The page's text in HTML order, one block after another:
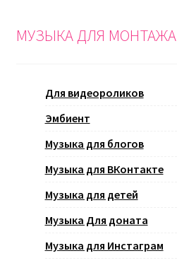
МУЗЫКА ДЛЯ МОНТАЖА
Для видеороликов
Эмбиент
Музыка для блогов
Музыка для ВКонтакте
Музыка для детей
Музыка Для доната
Музыка для Инстаграм